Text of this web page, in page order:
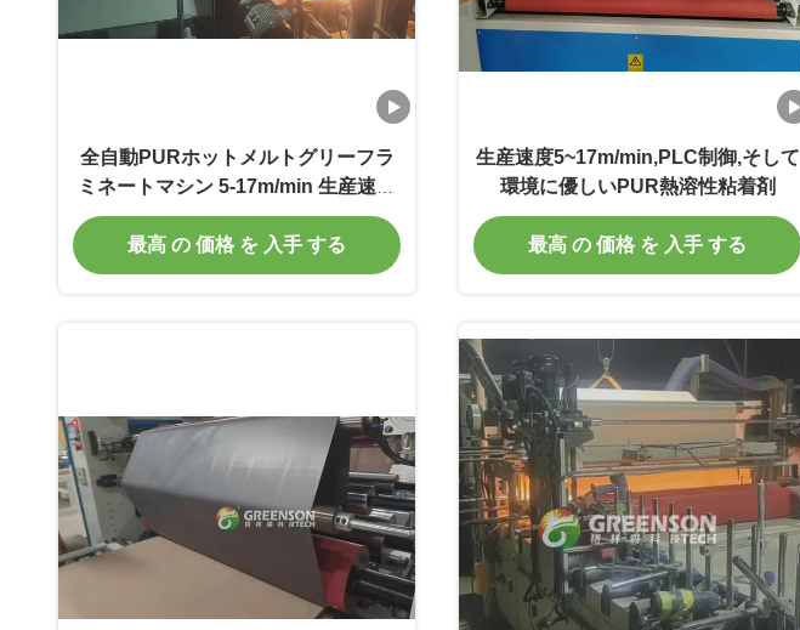
全自動PURホットメルトグリーフラ
ミネートマシン 5-17m/min 生産速度
1220mm*2440-3000mm ジプス壁パ
ネル
最高 の 価格 を 入手 する
生産速度5~17m/min,PLC制御,そして
環境に優しいPUR熱溶性粘着剤
最高 の 価格 を 入手 する